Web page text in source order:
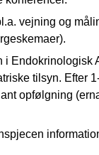
vejning og
Endokrinologisk
tilsyn. Efter
opfølgning